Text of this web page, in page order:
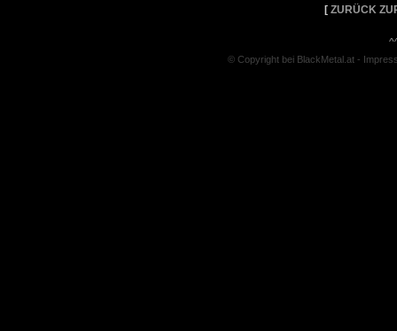
[ ZURÜCK
© Copyright bei BlackMetal.at -